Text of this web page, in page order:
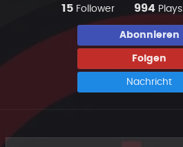
15 Follower 994 Plays
Abonnieren
Folgen
Nachricht